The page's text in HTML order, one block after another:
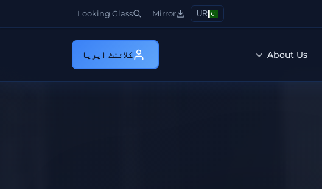
UR
Mirror
Looking Glass
About Us کلائنٹ ایریا